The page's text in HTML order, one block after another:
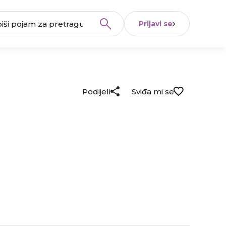
Prijavi se
Podijeli Sviđa mi se